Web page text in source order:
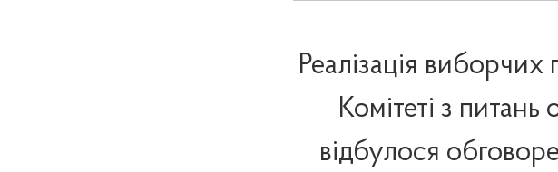
Реалізація
Комітеті з питань
відбулося